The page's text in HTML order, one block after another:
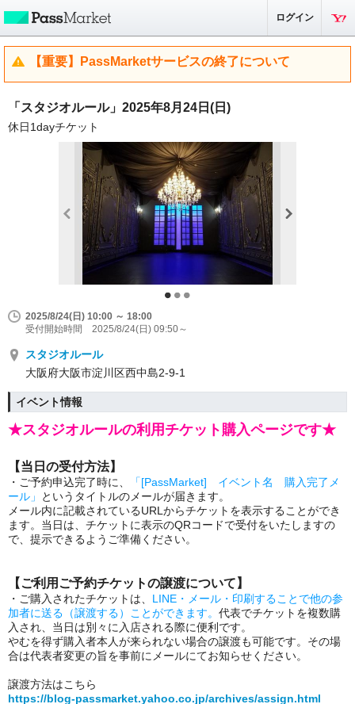
ログイン
【重要】PassMarketサービスの終了について
「スタジオルール」2025年8月24日(日)
休日1dayチケット
2025/8/24(日) 10:00 ～ 18:00
受付開始時間 2025/8/24(日) 09:50～
スタジオルール
大阪府大阪市淀川区西中島2-9-1
イベント情報
★スタジオルールの利用チケット購入ページです★
【当日の受付方法】
・ご予約申込完了時に、
「[PassMarket] イベント名 購入完了メ
ール」
というタイトルのメールが届きます。
メール内に記載されているURLからチケットを表示することができ
ます。当日は、チケットに表示のQRコードで受付をいたしますの
で、提示できるようご準備ください。
【ご利用ご予約チケットの譲渡について】
・ご購入されたチケットは、 LINE・メール・印刷することで他の参
加者に送る（譲渡する）ことができます。 代表でチケットを複数購
入され、当日は別々に入店される際に便利です。
やむを得ず購入者本人が来られない場合の譲渡も可能です。その場
合は代表者変更の旨を事前にメールにてお知らせください。
譲渡方法はこちら
https://blog-passmarket.yahoo.co.jp/archives/assign.html